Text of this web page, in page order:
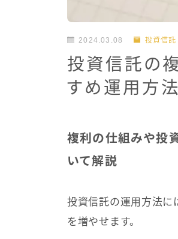
2024.03.08 投資信託
投資信託の
すめ運用方
複利の仕組みや投
いて解説
投資信託の運用方法に
を増やせます。